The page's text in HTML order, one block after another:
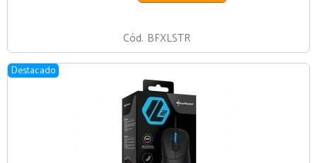
Cód. BFXLSTR
Destacado